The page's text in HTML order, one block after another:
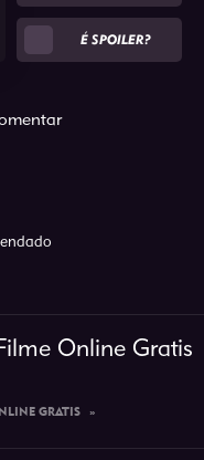
É SPOILER?
Online Gratis
GRATIS »